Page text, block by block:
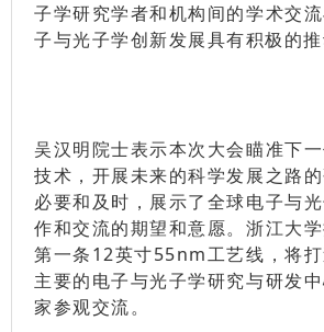
子学研究学者和机构间的学术交
子与光子学创新发展具有积极的推
吴汉明院士表示本次大会瞄准下
技术，开展未来的科学发展之路
必要和及时，展示了全球电子与
作和交流的期望和意愿。浙江大
第一条12英寸55nm工艺线，将
主要的电子与光子学研究与研发
家参观交流。